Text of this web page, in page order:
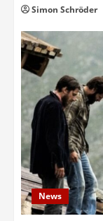
Simon Schröder
News